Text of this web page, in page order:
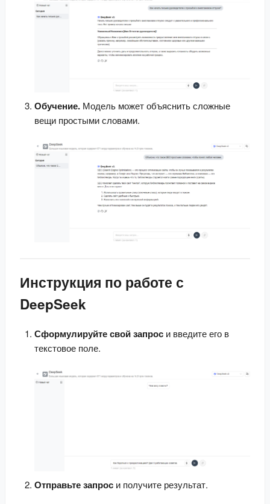
Обучение. Модель может объяснить сложные
вещи простыми словами.
Инструкция по работе с
DeepSeek
Сформулируйте свой запрос и введите его в
текстовое поле.
Отправьте запрос и получите результат.